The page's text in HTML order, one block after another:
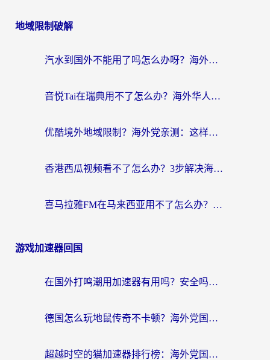
地域限制破解
汽水到国外不能用了吗怎么办呀？海外党追剧看片的救星在这里！
音悦Tai在瑞典用不了怎么办？海外华人追剧听歌的实用指南
优酷境外地域限制？海外党亲测：这样看国内剧再也不卡（附3个实用场景解决）
香港西瓜视频看不了怎么办？3步解决海外追剧难题，附靠谱加速器推荐
喜马拉雅FM在马来西亚用不了怎么办？海外华人亲测有效的回国加速指南
游戏加速器回国
在国外打鸣潮用加速器有用吗？安全吗？海外玩家国服游戏加速全指南
德国怎么玩地鼠传奇不卡顿？海外党国服游戏加速全攻略（含战双EVE实用指南）
超越时空的猫加速器排行榜：海外党国服游戏不卡顿的终极选择指南